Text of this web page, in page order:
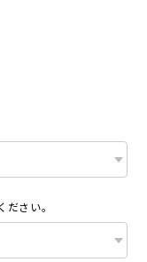
さい。